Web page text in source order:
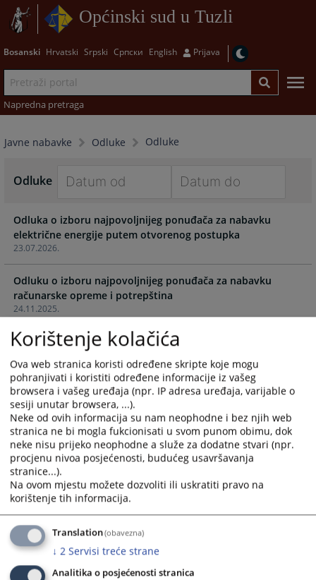
Općinski sud u Tuzli
Bosanski Hrvatski Srpski Српски English Prijava
Napredna pretraga
Javne nabavke Odluke Odluke
Odluke
forward
to
interact
with
the
calendar
and
select
a
date.
Press
the
question
mark
key
to
get
the
keyboard
shortcuts
for
changing
forward
to
with
the
calendar
and
a
date.
Press
the
mark
key
to
get
the
shortcuts
23.07.2026.
Odluka o izboru najpovoljnijeg ponuđača za nabavku
električne energije putem otvorenog postupka
24.11.2025.
Odluku o izboru najpovoljnijeg ponuđača za nabavku
računarske opreme i potrepština
28.10.2025.
Odluka o pokretanju postupka javne nabavke putem
otvorenog postupka - nabavka računarske opreme i
potrepština
24.09.2025.
Odluka o dodjeli ugovora trećerangiranom ponuđaču za
nabavku računarske opreme
25.08.2025.
Odluka o pokretanju postupka javne nabavke putem
konkurentskog zahtjeva-nabavka polica za arhivu
25.08.2025.
Odluka o pokretanju postupka javne nabavke putem
konkurentskog zahtjeva-nabavka printera
Korištenje kolačića
Ova web stranica koristi određene skripte koje mogu
pohranjivati i koristiti određene informacije iz vašeg
browsera i vašeg uređaja (npr. IP adresa uređaja, varijable o
sesiji unutar browsera, ...).
Neke od ovih informacija su nam neophodne i bez njih web
stranica ne bi mogla fukcionisati u svom punom obimu, dok
neke nisu prijeko neophodne a služe za dodatne stvari (npr.
procjenu nivoa posjećenosti, budućeg usavršavanja
stranice...).
Na ovom mjestu možete dozvoliti ili uskratiti pravo na
korištenje tih informacija.
Translation(obavezna)
↓ 2 Servisi treće strane
Analitika o posjećenosti stranica